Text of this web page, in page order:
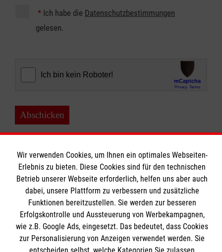
* Ich habe die Datenschutzbestimmungen
gelesen.
Abschicken
Bildungszentrum Rettungsdienst
Unsere Kurse
Notfallsanitäter
Rettungssanitäter
Informationen
Wir verwenden Cookies, um Ihnen ein optimales Webseiten-
Erlebnis zu bieten. Diese Cookies sind für den technischen
Betrieb unserer Webseite erforderlich, helfen uns aber auch
dabei, unsere Plattform zu verbessern und zusätzliche
Funktionen bereitzustellen. Sie werden zur besseren
Erfolgskontrolle und Aussteuerung von Werbekampagnen,
wie z.B. Google Ads, eingesetzt. Das bedeutet, dass Cookies
zur Personalisierung von Anzeigen verwendet werden. Sie